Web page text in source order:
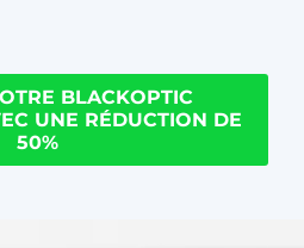
BLACKOPTIC
UNE RÉDUCTION DE
50%